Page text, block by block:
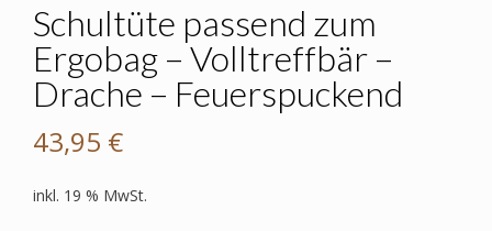
Schultüte passend zum
Ergobag – Volltreffbär –
Drache – Feuerspuckend
43,95 €
inkl. 19 % MwSt.